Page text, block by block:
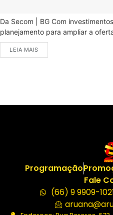
Da Secom | BG Com
planejamento para ampliar a
LEIA MAIS
Programação
Fale
(66) 9 9909-